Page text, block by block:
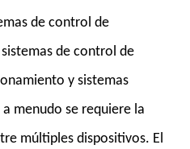
de control de
de control de
y sistemas
menudo se requiere la
múltiples dispositivos. El